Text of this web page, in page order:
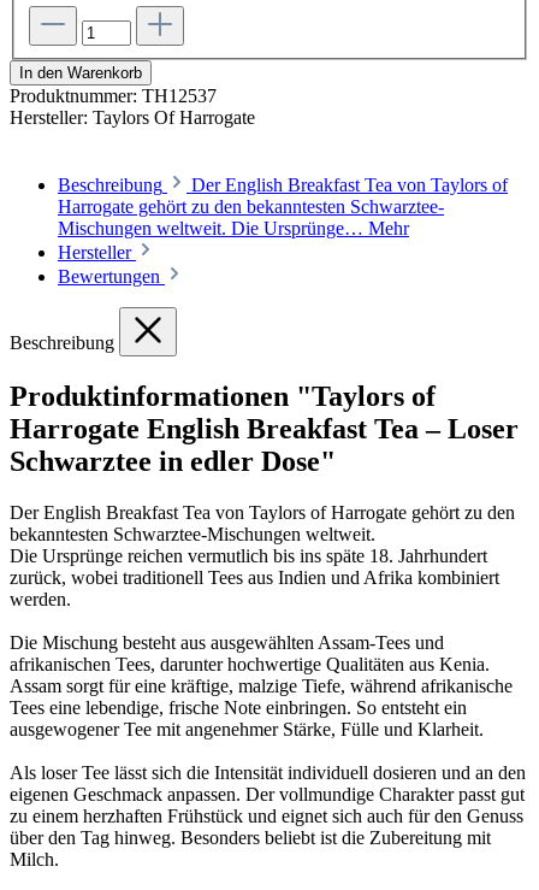
In den Warenkorb
Produktnummer: TH12537
Hersteller: Taylors Of Harrogate
Beschreibung
Der English Breakfast Tea von Taylors of
Harrogate gehört zu den bekanntesten Schwarztee-
Mischungen weltweit. Die Ursprünge… Mehr
Hersteller
Bewertungen
Beschreibung
Produktinformationen "Taylors of
Harrogate English Breakfast Tea – Loser
Schwarztee in edler Dose"
Der English Breakfast Tea von Taylors of Harrogate gehört zu den
bekanntesten Schwarztee-Mischungen weltweit.
Die Ursprünge reichen vermutlich bis ins späte 18. Jahrhundert
zurück, wobei traditionell Tees aus Indien und Afrika kombiniert
werden.
Die Mischung besteht aus ausgewählten Assam-Tees und
afrikanischen Tees, darunter hochwertige Qualitäten aus Kenia.
Assam sorgt für eine kräftige, malzige Tiefe, während afrikanische
Tees eine lebendige, frische Note einbringen. So entsteht ein
ausgewogener Tee mit angenehmer Stärke, Fülle und Klarheit.
Als loser Tee lässt sich die Intensität individuell dosieren und an den
eigenen Geschmack anpassen. Der vollmundige Charakter passt gut
zu einem herzhaften Frühstück und eignet sich auch für den Genuss
über den Tag hinweg. Besonders beliebt ist die Zubereitung mit
Milch.